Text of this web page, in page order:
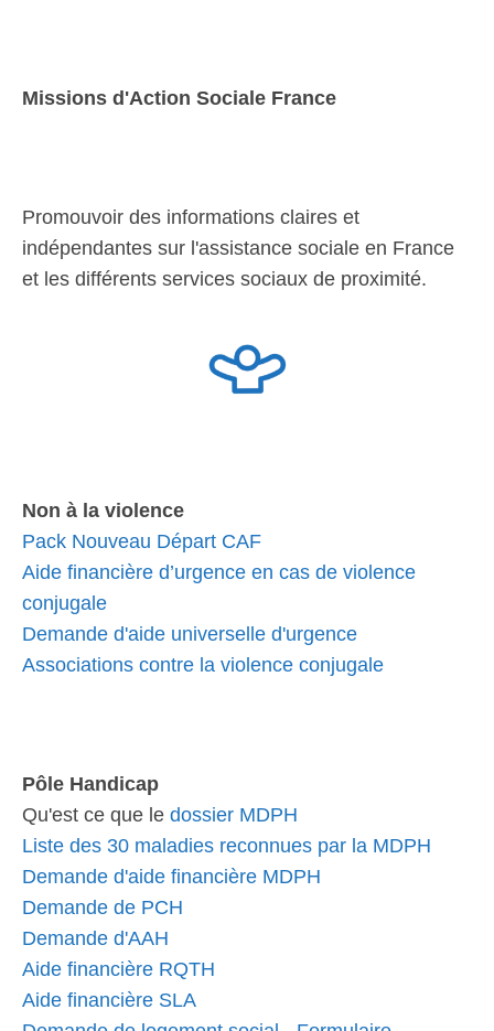
Missions d'Action Sociale France
Promouvoir des informations claires et
indépendantes sur l'assistance sociale en France
et les différents services sociaux de proximité.
Non à la violence
Pack Nouveau Départ CAF
Aide financière d’urgence en cas de violence
conjugale
Demande d'aide universelle d'urgence
Associations contre la violence conjugale
Pôle Handicap
Qu'est ce que le dossier MDPH
Liste des 30 maladies reconnues par la MDPH
Demande d'aide financière MDPH
Demande de PCH
Demande d'AAH
Aide financière RQTH
Aide financière SLA